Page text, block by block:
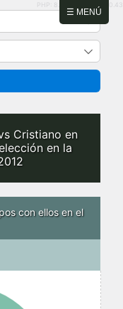
☰ MENÚ
PHP: 8.2.31 | MySQL: 8.0.43
Cristiano en
en la
con ellos en el